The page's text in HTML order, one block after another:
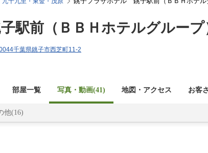
前（ＢＢＨホテルグループ
千葉県銚子市西芝町11-2
部屋一覧 写真・動画(41) 地図・アクセス お客
他(16)